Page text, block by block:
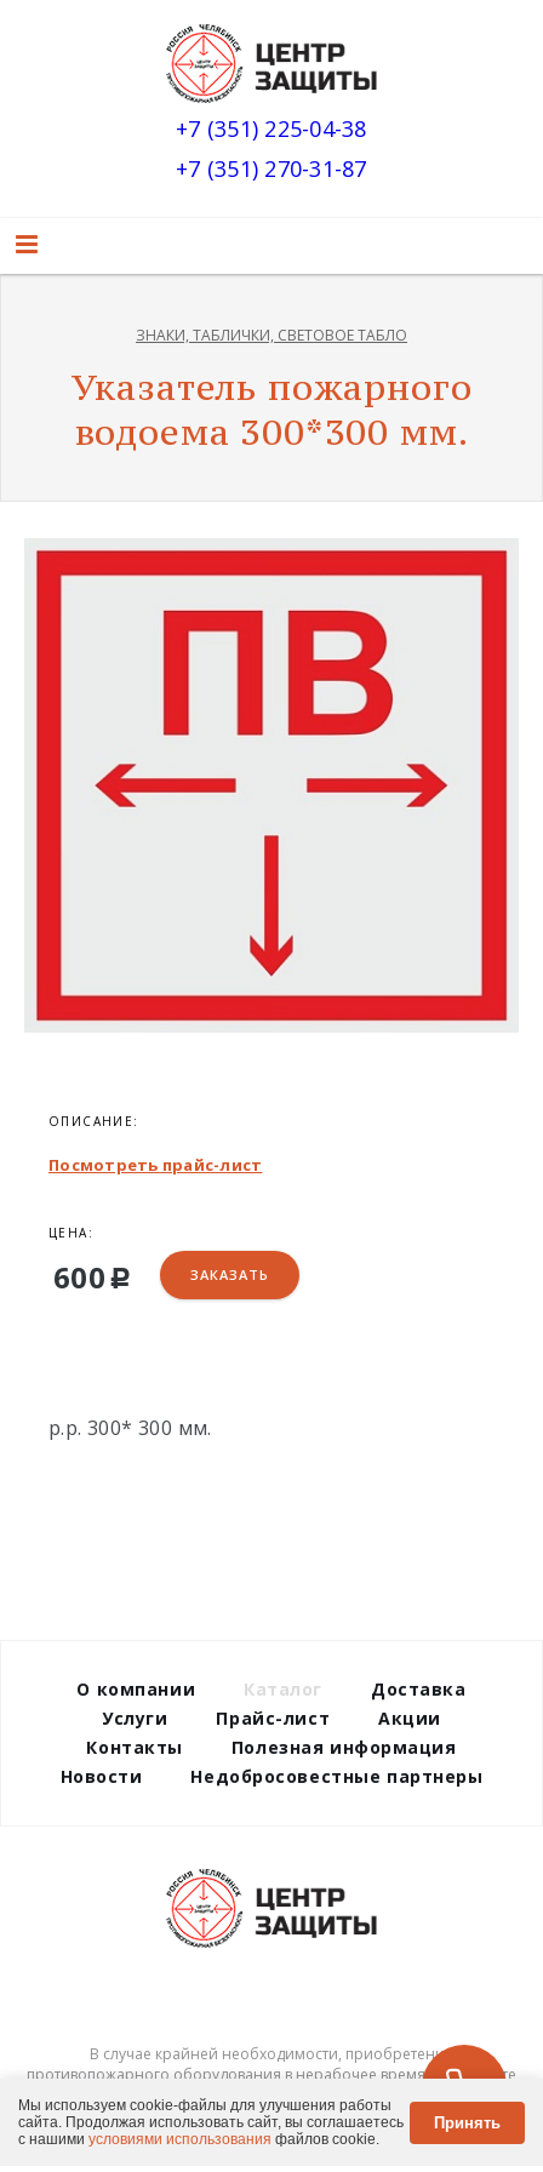
+7 (351) 225-04-38
+7 (351) 270-31-87
ЗНАКИ, ТАБЛИЧКИ, СВЕТОВОЕ ТАБЛО
Указатель пожарного
водоема 300*300 мм.
ОПИСАНИЕ:
Посмотреть прайс-лист
ЦЕНА:
600 Р ЗАКАЗАТЬ
р.р. 300* 300 мм.
О компании Каталог
Доставка
Услуги
Прайс-лист
Акции
Контакты
Полезная информация
Новости
Недобросовестные партнеры
В случае крайней необходимости, приобретения
противопожарного оборудования в нерабочее время – позвоните
8-922-239-8910
и мы постараемся вам помочь.
© 2026 ООО "Центр защиты"
Мы используем cookie-файлы для улучшения работы
сайта. Продолжая использовать сайт, вы соглашаетесь
с нашими условиями использования файлов cookie.
Принять